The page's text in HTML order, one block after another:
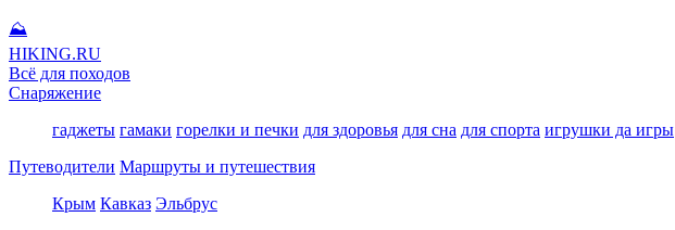
⛰
HIKING.RU
Всё для походов
Снаряжение
гаджеты гамаки горелки и печки для здоровья для сна для спорта игрушки да игры
Путеводители Маршруты и путешествия
Крым Кавказ Эльбрус